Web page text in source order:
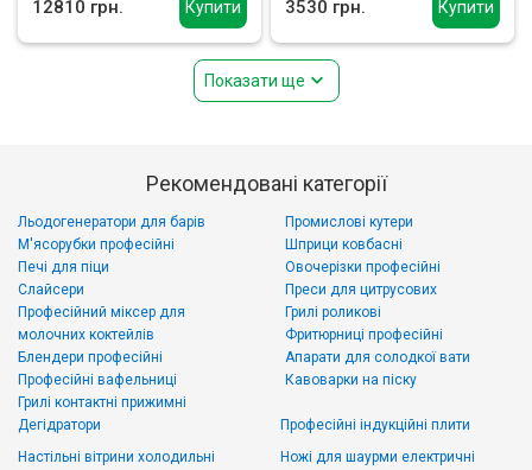
Купити
12810 грн. Купити
3530 грн.
Показати ще
Рекомендовані категорії
Льодогенератори для барів
М'ясорубки професійні
Печі для піци
Слайсери
Промислові кутери
Шприци ковбасні
Овочерізки професійні
Преси для цитрусових
Професійний міксер для
молочних коктейлів
Блендери професійні
Професійні вафельниці
Грилі контактні прижимні
Грилі роликові
Фритюрниці професійні
Апарати для солодкої вати
Кавоварки на піску
Дегідратори
Настільні вітрини холодильні
Професійні індукційні плити
Ножі для шаурми електричні